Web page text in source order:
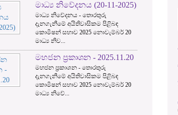
"...තොරතුරු ලබා ගැනීමේ අයිතිවාසිකම
ඇති බැවින්..." - පූර්විකාව, 2016 අංක 12
මාධ්‍ය නිවේදනය (20-11-2025)
මාධ්‍ය නිවේදනය - තොරතුරු
දැනගැනීමේ අයිතිවාසිකම පිළිබඳ
කොමිෂන් සභාව 2025 නොවැම්බර් 20
මාධ්‍ය නිව...
මහජන ප්‍රකාශන - 2025.11.20
මහජන ප්‍රකාශන - තොරතුරු
දැනගැනීමේ අයිතිවාසිකම පිළිබඳ
කොමිෂන් සභාව 2025 නොවැම්බර් 20
මාධ්‍ය නිවේ...